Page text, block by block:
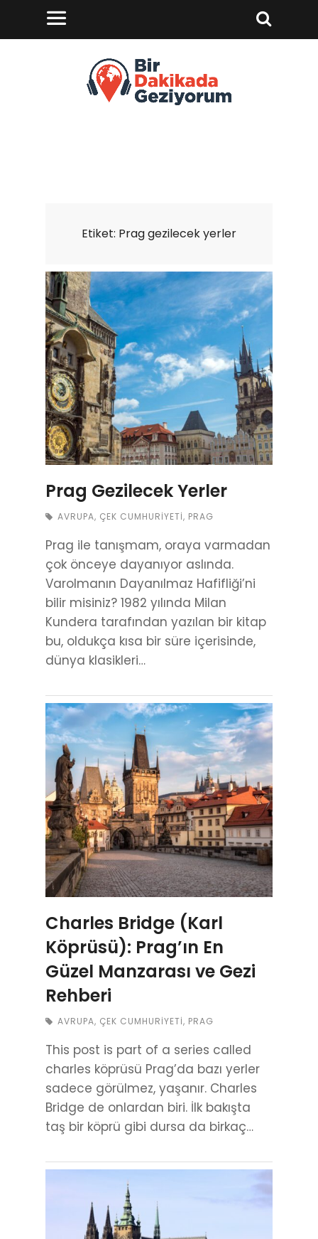
Etiket: Prag gezilecek yerler
Prag Gezilecek Yerler
AVRUPA, ÇEK CUMHURIYETI, PRAG
Prag ile tanışmam, oraya varmadan
çok önceye dayanıyor aslında.
Varolmanın Dayanılmaz Hafifliği’ni
bilir misiniz? 1982 yılında Milan
Kundera tarafından yazılan bir kitap
bu, oldukça kısa bir süre içerisinde,
dünya klasikleri…
Charles Bridge (Karl
Köprüsü): Prag’ın En
Güzel Manzarası ve Gezi
Rehberi
AVRUPA, ÇEK CUMHURIYETI, PRAG
This post is part of a series called
charles köprüsü Prag’da bazı yerler
sadece görülmez, yaşanır. Charles
Bridge de onlardan biri. İlk bakışta
taş bir köprü gibi dursa da birkaç…